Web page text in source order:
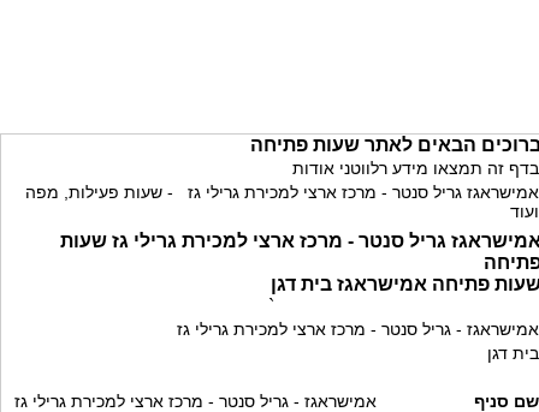
הבאים לאתר שעות פתיחה
בדף זה תמצאו מידע רלווטני אודות
אמישראגז גריל סנטר - מרכז ארצי למכירת גרילי גז - שעות פעילות, מפה
ועוד
גריל סנטר - מרכז ארצי למכירת גרילי גז שעות
פתיחה אמישראגז בית דגן
`
אמישראגז - גריל סנטר - מרכז ארצי למכירת גרילי גז
בית דגן
שם סניף
אמישראגז - גריל סנטר - מרכז ארצי למכירת גרילי גז